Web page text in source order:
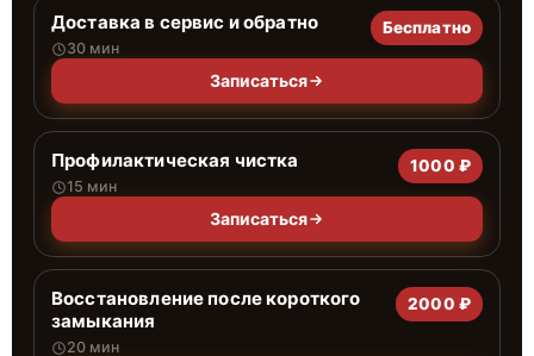
Доставка в сервис и обратно
30 мин
Бесплатно
Записаться
Профилактическая чистка
15 мин
1000 ₽
Записаться
Восстановление после короткого
замыкания
20 мин
2000 ₽